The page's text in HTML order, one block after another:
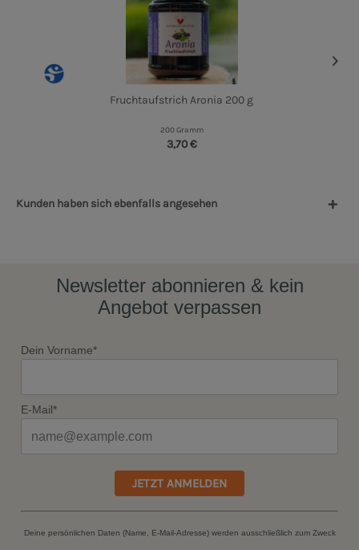
Fruchtaufstrich Aronia 200 g
200 Gramm
3,70 €
Kunden haben sich ebenfalls angesehen
Newsletter abonnieren & kein
Angebot verpassen
Dein Vorname*
E-Mail*
JETZT ANMELDEN
Deine persönlichen Daten (Name, E-Mail-Adresse) werden ausschließlich zum Zweck